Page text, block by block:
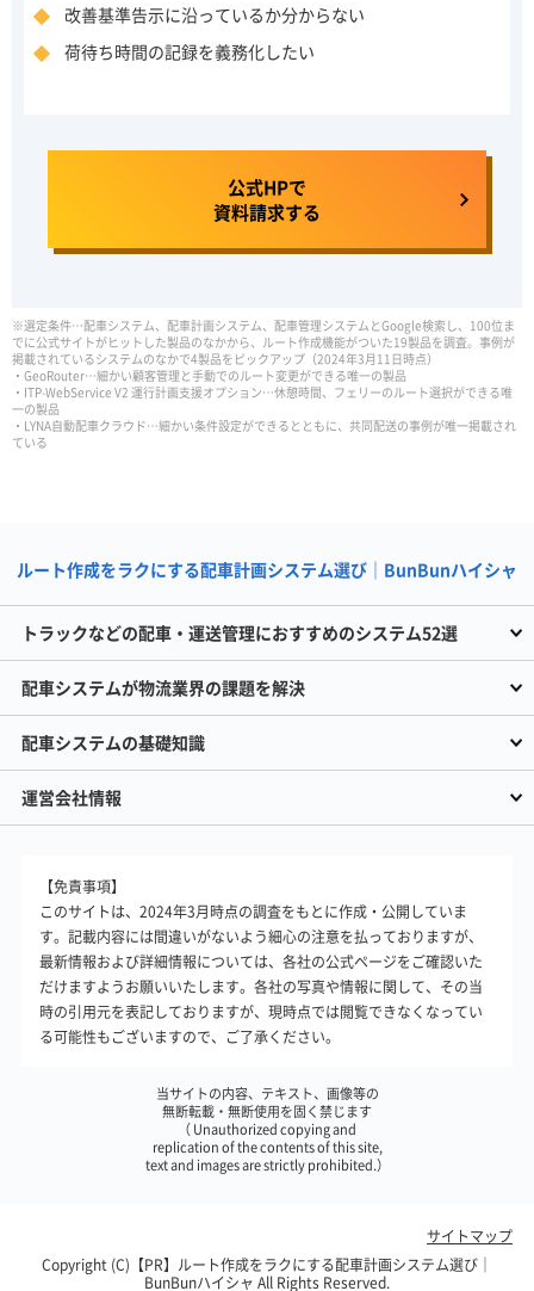
改善基準告示に沿っているか分からない
荷待ち時間の記録を義務化したい
公式HPで
資料請求する
※選定条件…配車システム、配車計画システム、配車管理システムとGoogle検索し、100位ま
でに公式サイトがヒットした製品のなかから、ルート作成機能がついた19製品を調査。事例が
掲載されているシステムのなかで4製品をピックアップ（2024年3月11日時点）
・GeoRouter…細かい顧客管理と手動でのルート変更ができる唯一の製品
・ITP-WebService V2 運行計画支援オプション…休憩時間、フェリーのルート選択ができる唯
一の製品
・LYNA自動配車クラウド…細かい条件設定ができるとともに、共同配送の事例が唯一掲載され
ている
ルート作成をラクにする配車計画システム選び｜BunBunハイシャ
トラックなどの配車・運送管理におすすめのシステム52選
配車システムが物流業界の課題を解決
配車システムの基礎知識
運営会社情報
【免責事項】
このサイトは、2024年3月時点の調査をもとに作成・公開していま
す。記載内容には間違いがないよう細心の注意を払っておりますが、
最新情報および詳細情報については、各社の公式ページをご確認いた
だけますようお願いいたします。各社の写真や情報に関して、その当
時の引用元を表記しておりますが、現時点では閲覧できなくなってい
る可能性もございますので、ご了承ください。
当サイトの内容、テキスト、画像等の
無断転載・無断使用を固く禁じます
（ Unauthorized copying and
replication of the contents of this site,
text and images are strictly prohibited.）
サイトマップ
Copyright (C)【PR】 ルート作成をラクにする配車計画システム選び｜
BunBunハイシャ All Rights Reserved.